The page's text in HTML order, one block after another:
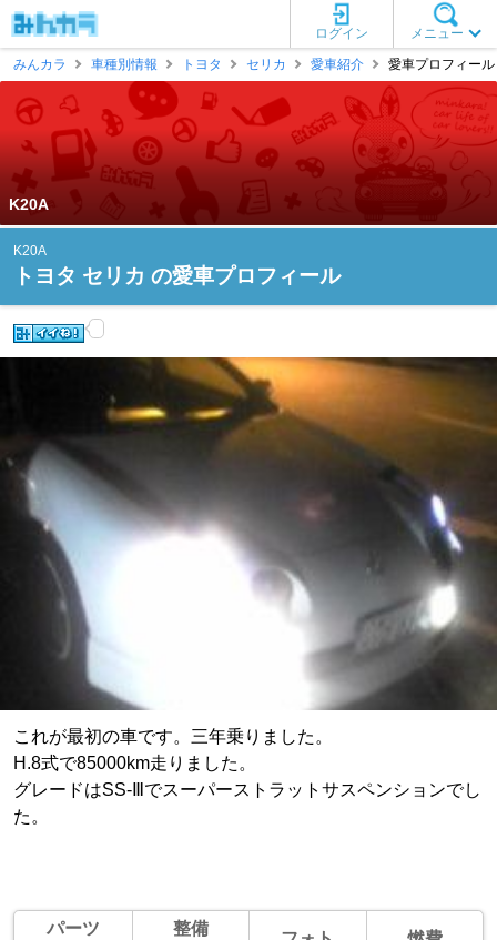
メニュー
ログイン
みんカラ
車種別情報 トヨタ セリカ 愛車紹介 愛車プロフィー
K20A
K20A
トヨタ セリカ の愛車プロフィール
これが最初の車です。三年乗りました。
H.8式で85000km走りました。
グレードはSS-Ⅲでスーパーストラットサスペンションでし
た。
パーツ 整備